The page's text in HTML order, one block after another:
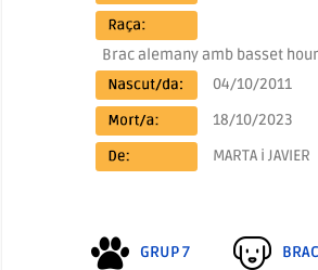
Brac alemany amb basset
04/10/2011
18/10/2023
MARTA i JAVIER
GRUP 7